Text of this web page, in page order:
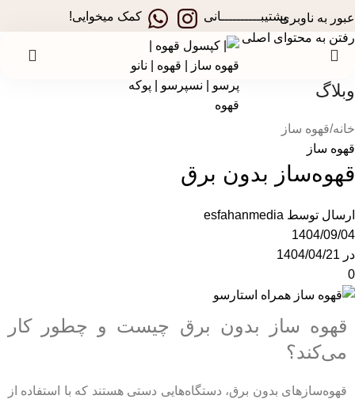
عبور به ناوبری
رفتن به محتوای اصلی
در جشنواره های تخفیفی استارسو ، قهوه ساز همراه هدیه ببر!
پشتیبــــــــــانی کمک میخوایی!
وبلاگ
خانه قهوه ساز
قهوه ساز
قهوه‌ساز بدون برق
ارسال توسط esfahanmedia
1404/09/04
در 1404/04/21
0
قهوه ساز بدون برق چیست و چطور کار
می‌کند؟
قهوه‌سازهای بدون برق، دستگاه‌هایی دستی هستند که با استفاده از